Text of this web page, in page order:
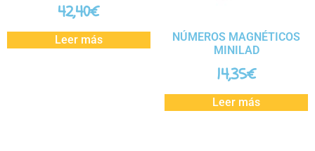
42,40€
Leer más
NÚMEROS MAGNÉTICOS
MINILAD
14,35€
Leer más